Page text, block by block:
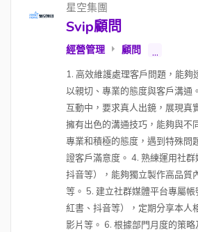
星空集團
Svip顧問
經營管理 顧問 ...
1. 高效維護處理客戶問題，能夠
以親切、專業的態度與客戶溝通
互動中，要求真人出鏡，展現真
擁有出色的溝通技巧，能夠與不
專業和積極的態度，遇到特殊問
證客戶滿意度。 4. 熟練運用社群
抖音等），能夠獨立製作高品質
等。 5. 建立社群媒體平台專屬
紅書、抖音等），定期分享本人
影片等。 6. 根據部門月度的策